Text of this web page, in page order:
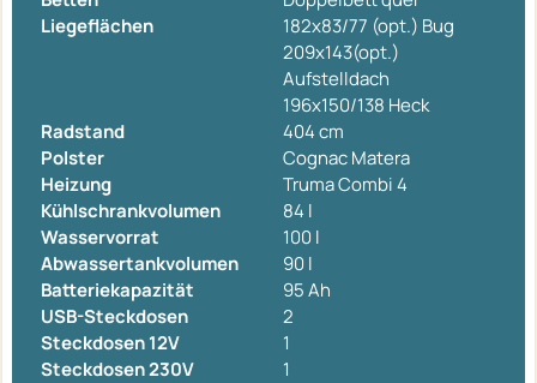
Liegeflächen
182x83/77 (opt.) Bug
209x143(opt.)
Aufstelldach
196x150/138 Heck
Radstand
404 cm
Polster
Cognac Matera
Heizung
Truma Combi 4
Kühlschrankvolumen
84 l
Wasservorrat
100 l
Abwassertankvolumen
90 l
Batteriekapazität
95 Ah
USB-Steckdosen
2
Steckdosen 12V
1
Steckdosen 230V
1